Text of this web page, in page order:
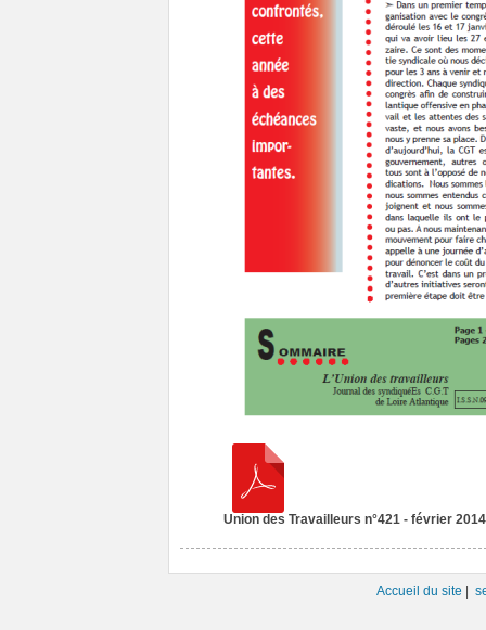
Union des Travailleurs n°421 - février 2014
Accueil du site |